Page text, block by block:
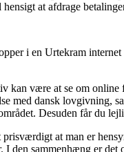
at afdrage
i en Urtekram
kan være at se om
med dansk lovgivning,
Desuden får du
prisværdigt at man er
I den sammenhæng er det